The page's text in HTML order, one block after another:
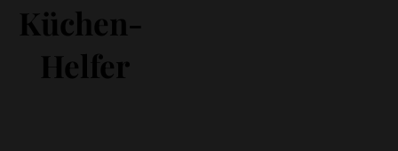
Küchen-
Helfer